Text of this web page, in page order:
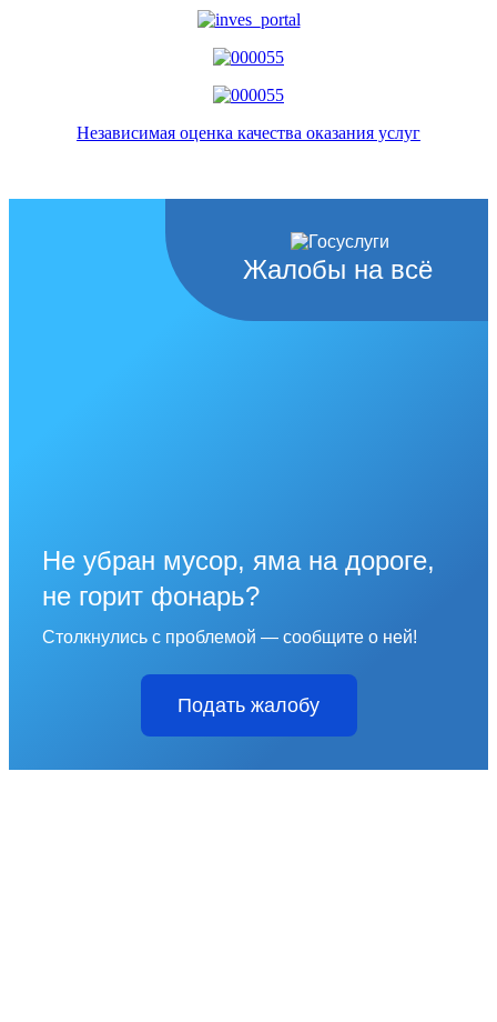
Независимая оценка качества оказания услуг
Жалобы на всё
Не убран мусор, яма на дороге,
не горит фонарь?
Столкнулись с проблемой — сообщите о ней!
Подать жалобу